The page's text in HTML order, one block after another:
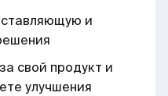
и
свой продукт и
улучшения